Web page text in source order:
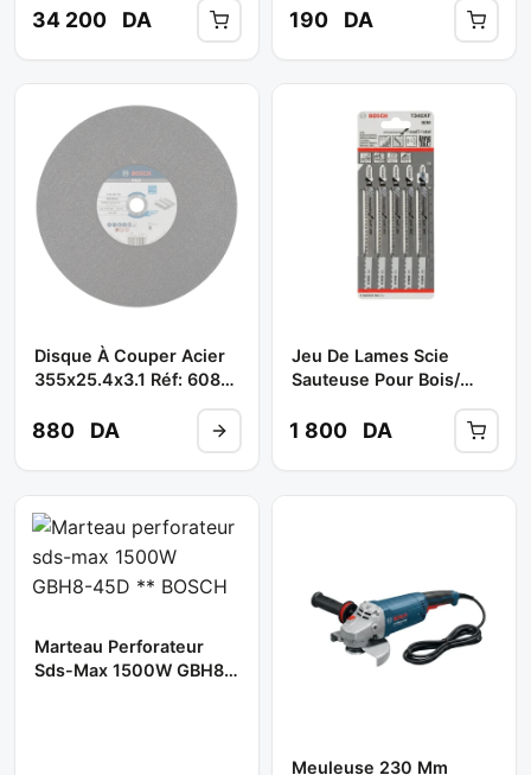
34 200 DA
BOSCH
190 DA
Disque À Couper Acier
355x25.4x3.1 Réf: 608
880 DA
Jeu De Lames Scie
Sauteuse Pour Bois/
Metal/ T 345 XF / 608
634 994 ** BOSCH
1 800 DA
Marteau Perforateur
Sds-Max 1500W GBH8-
Meuleuse 230 Mm